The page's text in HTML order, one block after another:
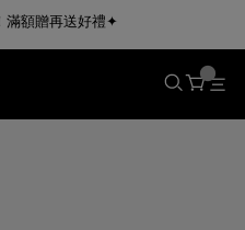
滿額贈再送好禮✦